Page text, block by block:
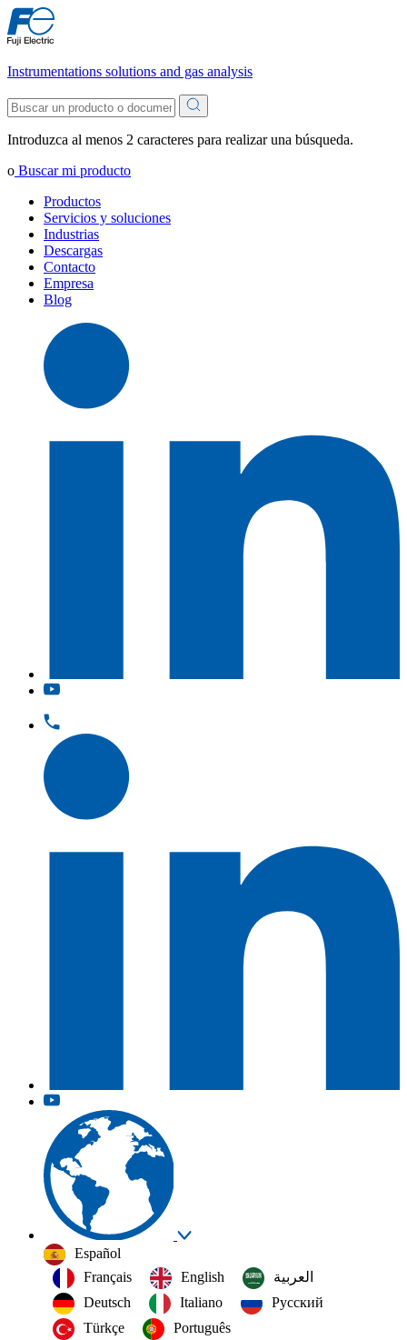
Instrumentations solutions and gas analysis
Introduzca al menos 2 caracteres para realizar una búsqueda.
o Buscar mi producto
Productos
Servicios y soluciones
Industrias
Descargas
Contacto
Empresa
Blog
Español
Français
English
العربية‏
Deutsch
Italiano
Русский
Türkçe
Português